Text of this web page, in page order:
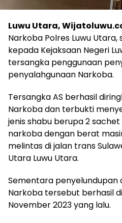
Luwu Utara,
Narkoba Polres Luwu Utara,
kepada Kejaksaan Negeri
tersangka penggunaan
penyalahgunaan Narkoba.
Tersangka AS berhasil
Narkoba dan terbukti
jenis shabu berupa 2
narkoba dengan berat
melintas di jalan trans
Utara Luwu Utara.
Sementara penyelundupan
Narkoba tersebut berhasil
November 2023 yang lalu.